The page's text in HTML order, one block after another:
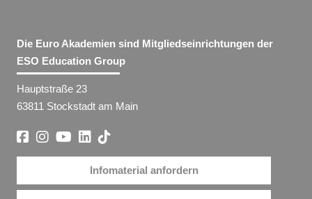
Die Euro Akademien sind Mitgliedseinrichtungen der
ESO Education Group
Hauptstraße 23
63811 Stockstadt am Main
Infomaterial anfordern